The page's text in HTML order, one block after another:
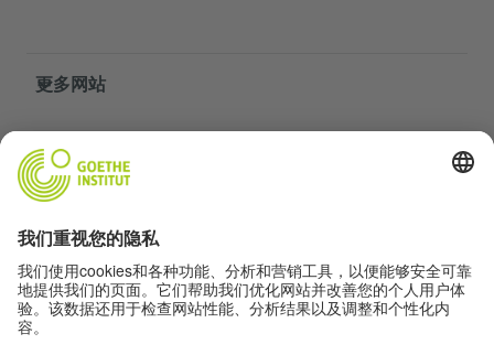
更多网站
免费练习德语
歌德学院的德语课程
隐私与无障碍